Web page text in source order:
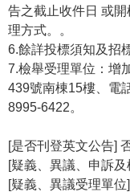
告之截止收件日 或
理方式。。
6.餘詳投標須知及招
7.檢舉受理單位：增
439號南棟15樓、電
8995-6422。
[是否刊登英文公告]
[疑義、異議、申訴
[疑義、異議受理單